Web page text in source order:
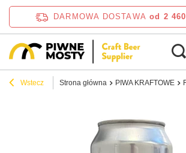
DARMOWA DOSTAWA od 2
Wstecz Strona główna PIWA KRAFTOWE